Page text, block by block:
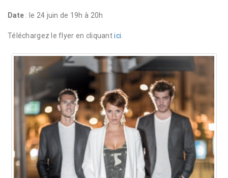
Date : le 24 juin de 19h à 20h
Téléchargez le flyer en cliquantici.